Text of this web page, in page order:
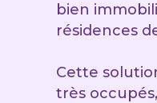
bien
résidences
Cette
très